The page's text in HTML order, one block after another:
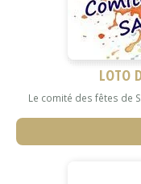
LOTO
Le comité des fêtes de